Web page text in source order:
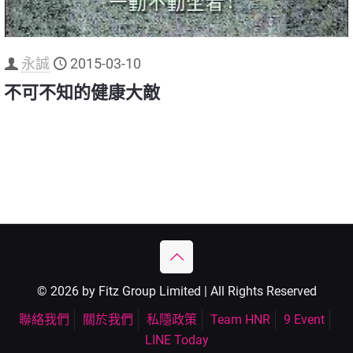
永誠 2015-03-10
不可不知的健康大敵
© 2026 by Fitz Group Limited | All Rights Reserved
聯絡我們
關於我們 私隱政策 Team HNR
9 Event
LINE Today